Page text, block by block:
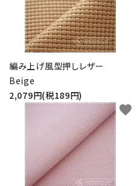
編み上げ風型押しレザー
Beige
2,079円(税189円)
favorite